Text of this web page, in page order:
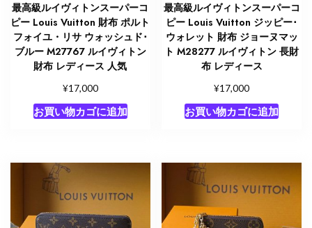
最高級ルイヴィトンスーパーコ
ピー Louis Vuitton 財布 ポルト
フォイユ・リサ ウォッシュド･
ブルー M27767 ルイヴィトン
財布 レディース 人気
¥17,000
お買い物カゴに追加
最高級ルイヴィトンスーパーコ
ピー Louis Vuitton ジッピー･
ウォレット 財布 ジョーヌマッ
ト M28277 ルイヴィトン 長財
布 レディース
¥17,000
お買い物カゴに追加